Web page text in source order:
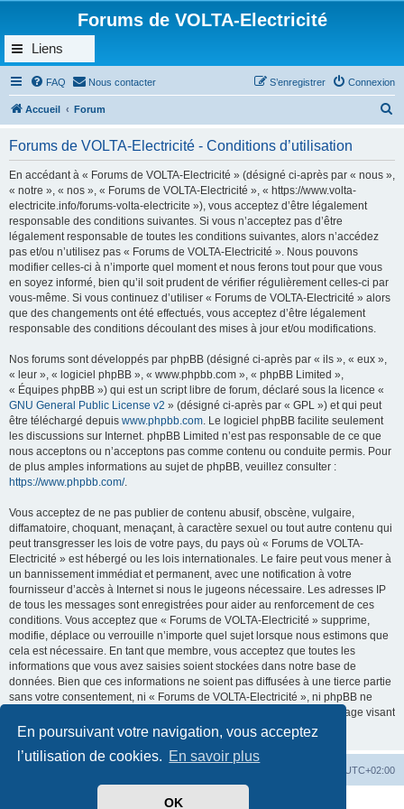
En poursuivant votre navigation, vous acceptez
l’utilisation de cookies. En savoir plus
OK
Forums de VOLTA-Electricité
Liens
FAQ Nous contacter Connexion
S’enregistrer
Accueil Forum
Forums de VOLTA-Electricité - Conditions d’utilisation
En accédant à « Forums de VOLTA-Electricité » (désigné ci-après par « nous »,
« notre », « nos », « Forums de VOLTA-Electricité », « https://www.volta-
electricite.info/forums-volta-electricite »), vous acceptez d’être légalement
responsable des conditions suivantes. Si vous n’acceptez pas d’être
légalement responsable de toutes les conditions suivantes, alors n’accédez
pas et/ou n’utilisez pas « Forums de VOLTA-Electricité ». Nous pouvons
modifier celles-ci à n’importe quel moment et nous ferons tout pour que vous
en soyez informé, bien qu’il soit prudent de vérifier régulièrement celles-ci par
vous-même. Si vous continuez d’utiliser « Forums de VOLTA-Electricité » alors
que des changements ont été effectués, vous acceptez d’être légalement
responsable des conditions découlant des mises à jour et/ou modifications.
Nos forums sont développés par phpBB (désigné ci-après par « ils », « eux »,
« leur », « logiciel phpBB », « www.phpbb.com », « phpBB Limited »,
« Équipes phpBB ») qui est un script libre de forum, déclaré sous la licence «
GNU General Public License v2 » (désigné ci-après par « GPL ») et qui peut
être téléchargé depuis www.phpbb.com. Le logiciel phpBB facilite seulement
les discussions sur Internet. phpBB Limited n’est pas responsable de ce que
nous acceptons ou n’acceptons pas comme contenu ou conduite permis. Pour
de plus amples informations au sujet de phpBB, veuillez consulter :
https://www.phpbb.com/.
Vous acceptez de ne pas publier de contenu abusif, obscène, vulgaire,
diffamatoire, choquant, menaçant, à caractère sexuel ou tout autre contenu qui
peut transgresser les lois de votre pays, du pays où « Forums de VOLTA-
Electricité » est hébergé ou les lois internationales. Le faire peut vous mener à
un bannissement immédiat et permanent, avec une notification à votre
fournisseur d’accès à Internet si nous le jugeons nécessaire. Les adresses IP
de tous les messages sont enregistrées pour aider au renforcement de ces
conditions. Vous acceptez que « Forums de VOLTA-Electricité » supprime,
modifie, déplace ou verrouille n’importe quel sujet lorsque nous estimons que
cela est nécessaire. En tant que membre, vous acceptez que toutes les
informations que vous avez saisies soient stockées dans notre base de
données. Bien que ces informations ne soient pas diffusées à une tierce partie
sans votre consentement, ni « Forums de VOLTA-Electricité », ni phpBB ne
pourront être tenus comme responsables en cas de tentative de piratage visant
à compromettre les données.
UTC+02:00
phpBB ® Forum Software © phpBB Limited